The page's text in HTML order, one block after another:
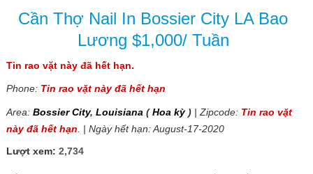
Cần Thợ Nail In Bossier City LA Bao
Lương $1,000/ Tuần
Tin rao vặt này đã hết hạn.
Phone: Tin rao vặt này đã hết hạn
Area: Bossier City, Louisiana (Hoa kỳ)| Zipcode: Tin rao vặt
này đã hết hạn . | Ngày hết hạn: August-17-2020
Lượt xem: 2,734